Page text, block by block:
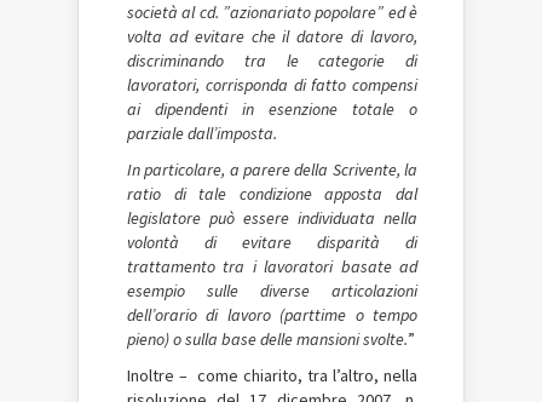
società al cd. ”azionariato popolare” ed è
volta ad evitare cheil datore di lavoro,
discriminando tra le categorie di
lavoratori, corrisponda di fatto compensi
ai dipendenti in esenzione totale o
parziale dall’imposta.
In particolare, a parere della Scrivente, la
ratio di tale condizione apposta dal
legislatore può essere individuata nella
volontà di evitare disparità di
trattamento tra i lavoratori basate ad
esempio sulle diverse articolazioni
dell’orario di lavoro (part­time o tempo
pieno) o sulla base delle mansioni svolte.”
Inoltre – ­ come chiarito, tra l’altro, nella